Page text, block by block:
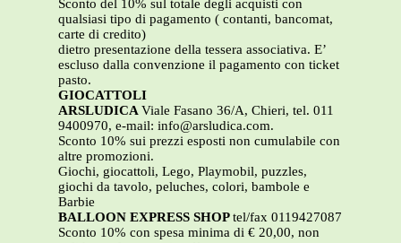
Sconto del 10% sul totale degli acquisti con
qualsiasi tipo di pagamento ( contanti, bancomat,
carte di credito)
dietro presentazione della tessera associativa. E’
escluso dalla convenzione il pagamento con ticket
pasto.
GIOCATTOLI
ARSLUDICAViale Fasano 36/A, Chieri, tel. 011
9400970, e-mail: info@arsludica.com.
Sconto 10% sui prezzi esposti non cumulabile con
altre promozioni.
Giochi, giocattoli, Lego, Playmobil, puzzles,
giochi da tavolo, peluches, colori, bambole e
Barbie
BALLOON EXPRESS SHOPtel/fax 0119427087
Sconto 10% con spesa minima di € 20,00, non